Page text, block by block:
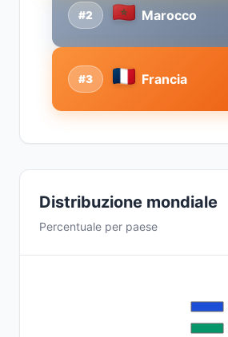
#2 Marocco
#3 Francia
Distribuzione mondiale
Percentuale per paese